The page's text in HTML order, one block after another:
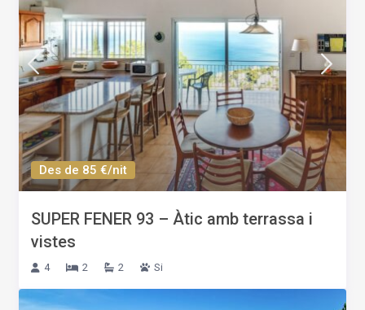
Des de 85 €/nit
SUPER FENER 93 – Àtic amb terrassa i
vistes
4 2 2 Si